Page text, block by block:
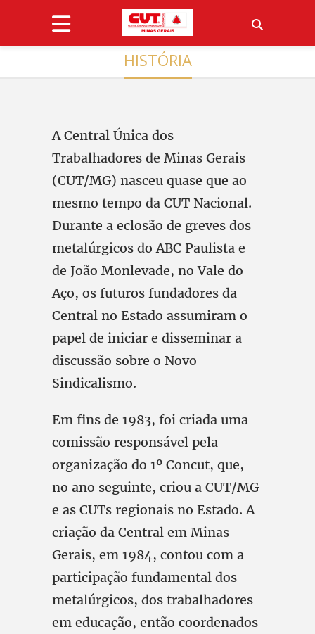
HISTÓRIA
A Central Única dos
Trabalhadores de Minas Gerais
(CUT/MG) nasceu quase que ao
mesmo tempo da CUT Nacional.
Durante a eclosão de greves dos
metalúrgicos do ABC Paulista e
de João Monlevade, no Vale do
Aço, os futuros fundadores da
Central no Estado assumiram o
papel de iniciar e disseminar a
discussão sobre o Novo
Sindicalismo.
Em fins de 1983, foi criada uma
comissão responsável pela
organização do 1º Concut, que,
no ano seguinte, criou a CUT/MG
e as CUTs regionais no Estado. A
criação da Central em Minas
Gerais, em 1984, contou com a
participação fundamental dos
metalúrgicos, dos trabalhadores
em educação, então coordenados